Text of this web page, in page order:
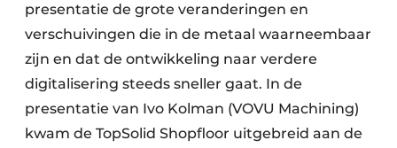
presentatie de grote veranderingen en
verschuivingen die in de metaal waarneembaar
zijn en dat de ontwikkeling naar verdere
digitalisering steeds sneller gaat. In de
presentatie van Ivo Kolman (VOVU Machining)
kwam de TopSolid Shopfloor uitgebreid aan de